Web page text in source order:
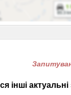
інші